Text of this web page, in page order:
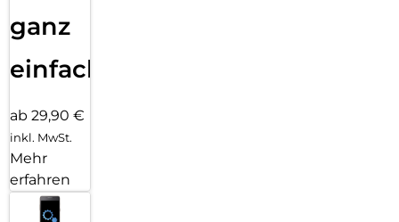
ganz
einfach
ab 29,90 €
inkl. MwSt.
Mehr
erfahren